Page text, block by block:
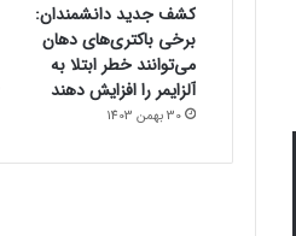
کشف جدید دانشمندان:
برخی باکتری‌های دهان
می‌توانند خطر ابتلا به
آلزایمر را افزایش دهند
30 بهمن 1403